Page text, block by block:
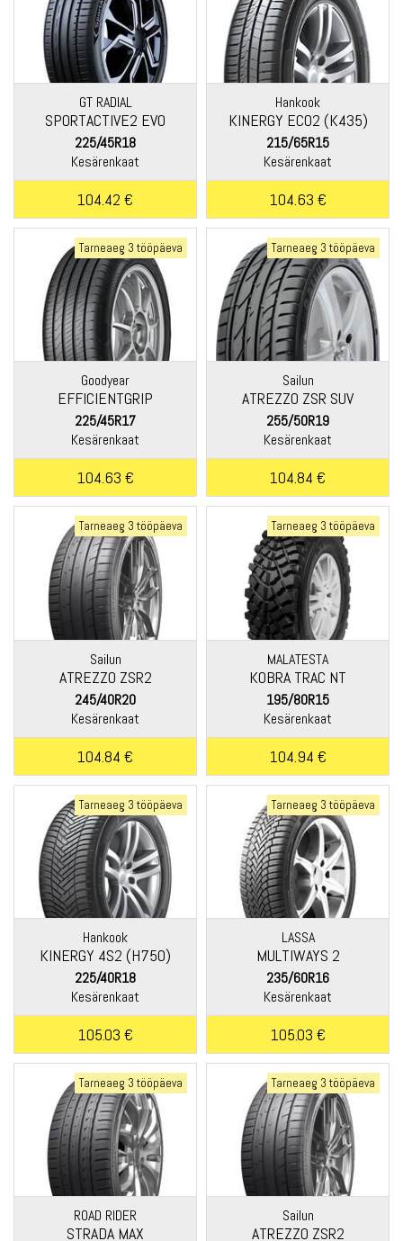
GT RADIAL
SPORTACTIVE2 EVO
225/45R18
Kesärenkaat
104.42 €
Hankook
KINERGY ECO2 (K435)
215/65R15
Kesärenkaat
104.63 €
Tarneaeg 3 tööpäeva
Goodyear
EFFICIENTGRIP
PERFORMANCE 2
225/45R17
Kesärenkaat
104.63 €
Tarneaeg 3 tööpäeva
Sailun
ATREZZO ZSR SUV
255/50R19
Kesärenkaat
104.84 €
Tarneaeg 3 tööpäeva
Sailun
ATREZZO ZSR2
245/40R20
Kesärenkaat
104.84 €
Tarneaeg 3 tööpäeva
MALATESTA
KOBRA TRAC NT
195/80R15
Kesärenkaat
104.94 €
Tarneaeg 3 tööpäeva
Hankook
KINERGY 4S2 (H750)
225/40R18
Kesärenkaat
105.03 €
Tarneaeg 3 tööpäeva
LASSA
MULTIWAYS 2
235/60R16
Kesärenkaat
105.03 €
Tarneaeg 3 tööpäeva
ROAD RIDER
STRADA MAX
Tarneaeg 3 tööpäeva
Sailun
ATREZZO ZSR2